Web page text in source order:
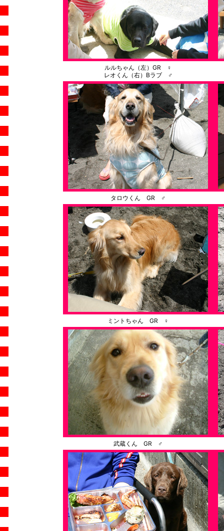
ルルちゃん（左）GR ♀
レオくん（右）Bラブ ♂
タロウくん GR ♂
ミントちゃん GR ♀
武蔵くん GR ♂